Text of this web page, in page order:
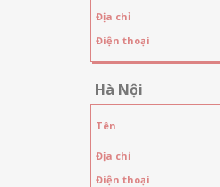
Địa chỉ
Điện thoại
Hà Nội
Tên
Địa chỉ
Điện thoại